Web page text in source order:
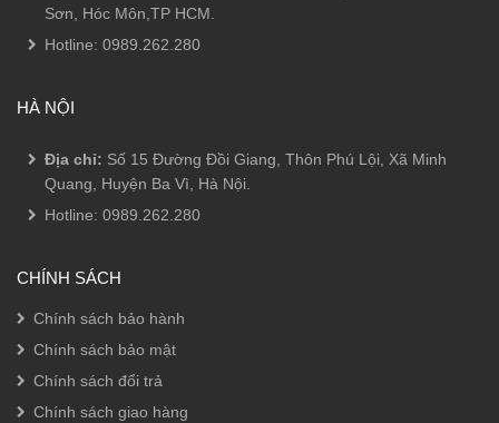
Sơn, Hóc Môn,TP HCM.
Hotline: 0989.262.280
HÀ NỘI
Địa chỉ: Số 15 Đường Đồi Giang, Thôn Phú Lội, Xã Minh
Quang, Huyện Ba Vì, Hà Nội.
Hotline: 0989.262.280
CHÍNH SÁCH
Chính sách bảo hành
Chính sách bảo mật
Chính sách đổi trả
Chính sách giao hàng